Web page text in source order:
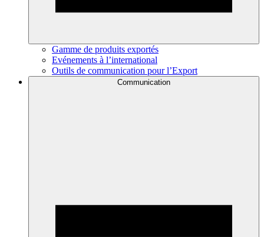
Gamme de produits exportés
Evénements à l’international
Outils de communication pour l’Export
Communication